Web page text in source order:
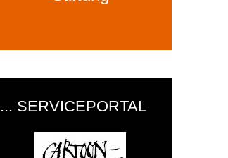
... SERVICEPORTAL